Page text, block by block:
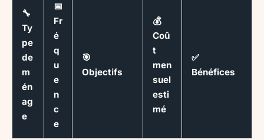
🔧
Ty
pe
de
m
én
ag
e
📅
Fr
é
q
u
e
n
c
e
🎯
Objectifs
💰
Coû
t
men
suel
esti
mé
✅
Bénéfices